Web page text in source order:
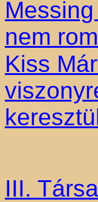
nem
Kiss
III.